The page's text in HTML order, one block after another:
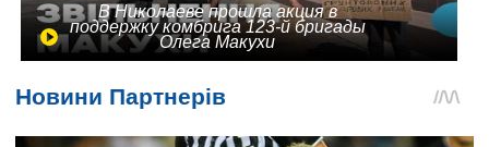
В Николаеве прошла акция в
поддержку комбрига 123-й бригады
Олега Макухи